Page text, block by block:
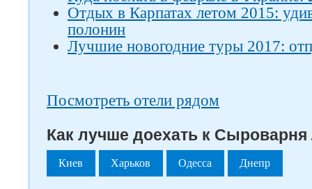
Отдых в Карпатах летом 2015:
полонин
Лучшие новогодние туры 2017:
Посмотреть отели рядом
Как лучше доехать к
Киев Харьков Одесса Днепр